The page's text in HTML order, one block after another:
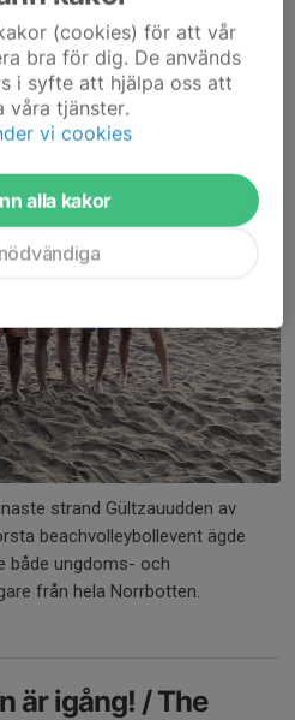
strand Gültzauudden av
beachvolleybollevent ägde
både ungdoms- och
från hela Norrbotten.
är igång! / The
(cookies) för att vår
bra för dig. De används
i syfte att hjälpa oss att
våra tjänster.
vi cookies
alla kakor